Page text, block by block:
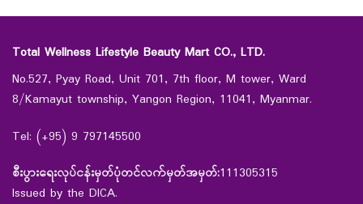
Total Wellness Lifestyle Beauty Mart CO., LTD.
No.527, Pyay Road, Unit 701, 7th floor, M tower, Ward
8/Kamayut township, Yangon Region, 11041, Myanmar.
Tel: (+95) 9 797145500
စီးပွားရေးလုပ်ငန်းမှတ်ပုံတင်လက်မှတ်အမှတ်:111305315
Issued by the DICA.